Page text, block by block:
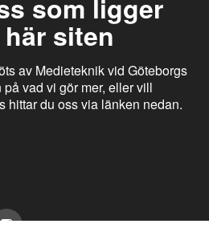
som ligger
siten
av Medieteknik vid Göteborgs
vad vi gör mer, eller vill
hittar du oss via länken nedan.